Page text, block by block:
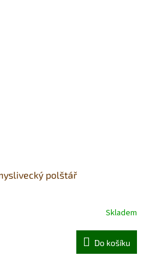
polštář
Skladem
Do košíku